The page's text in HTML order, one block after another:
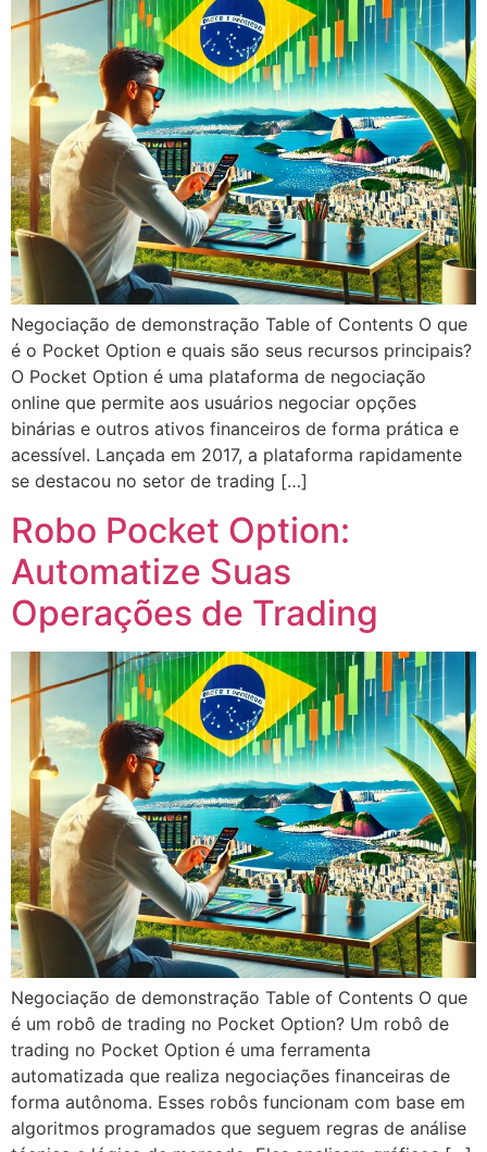
Negociação de demonstração Table of Contents O que
é o Pocket Option e quais são seus recursos principais?
O Pocket Option é uma plataforma de negociação
online que permite aos usuários negociar opções
binárias e outros ativos financeiros de forma prática e
acessível. Lançada em 2017, a plataforma rapidamente
se destacou no setor de trading […]
Robo Pocket Option:
Automatize Suas
Operações de Trading
Negociação de demonstração Table of Contents O que
é um robô de trading no Pocket Option? Um robô de
trading no Pocket Option é uma ferramenta
automatizada que realiza negociações financeiras de
forma autônoma. Esses robôs funcionam com base em
algoritmos programados que seguem regras de análise